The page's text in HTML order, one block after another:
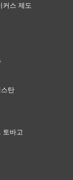
커스 제도
탄
토바고